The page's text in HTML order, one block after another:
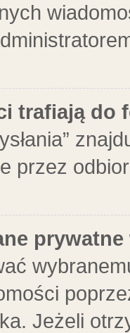
trafiają do
przez
Jeżeli